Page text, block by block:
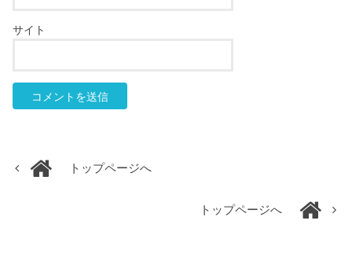
サイト
トップページへ
トップページへ